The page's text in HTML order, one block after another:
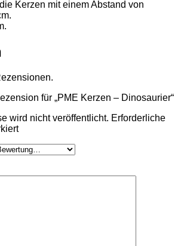
Kerzen mit einem Abstand von
für „PME Kerzen – Dinosaurier“
wird nicht veröffentlicht. Erforderliche